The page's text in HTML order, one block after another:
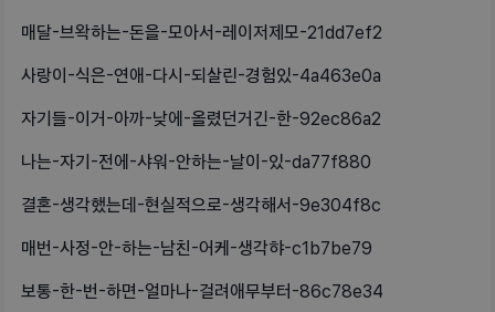
매달-브왁하는-돈을-모아서-레이저제모-21dd7ef2
사랑이-식은-연애-다시-되살린-경험있-4a463e0a
자기들-이거-아까-낮에-올렸던거긴-한-92ec86a2
나는-자기-전에-샤워-안하는-날이-있-da77f880
결혼-생각했는데-현실적으로-생각해서-9e304f8c
매번-사정-안-하는-남친-어케-생각햐-c1b7be79
보통-한-번-하면-얼마나-걸려애무부터-86c78e34